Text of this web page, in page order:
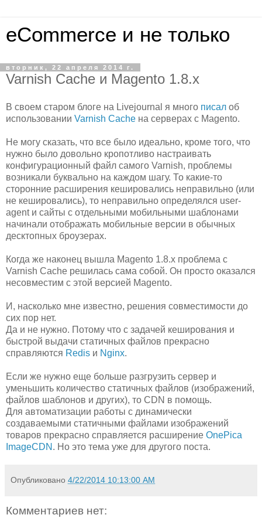
eCommerce и не только
вторник, 22 апреля 2014 г.
Varnish Cache и Magento 1.8.x
В своем старом блоге на Livejournal я много писал об
использовании Varnish Cache на серверах с Magento.
Не могу сказать, что все было идеально, кроме того, что
нужно было довольно кропотливо настраивать
конфигурационный файл самого Varnish, проблемы
возникали буквально на каждом шагу. То какие-то
сторонние расширения кешировались неправильно (или
не кешировались), то неправильно определялся user-
agent и сайты с отдельными мобильными шаблонами
начинали отображать мобильные версии в обычных
десктопных броузерах.
Когда же наконец вышла Magento 1.8.x проблема с
Varnish Cache решилась сама собой. Он просто оказался
несовместим с этой версией Magento.
И, насколько мне известно, решения совместимости до
сих пор нет.
Да и не нужно. Потому что с задачей кеширования и
быстрой выдачи статичных файлов прекрасно
справляются Redis и Nginx.
Если же нужно еще больше разгрузить сервер и
уменьшить количество статичных файлов (изображений,
файлов шаблонов и других), то CDN в помощь.
Для автоматизации работы с динамически
создаваемыми статичными файлами изображений
товаров прекрасно справляется расширение OnePica
ImageCDN . Но это тема уже для другого поста.
Опубликовано 4/22/2014 10:13:00 AM
Комментариев нет: